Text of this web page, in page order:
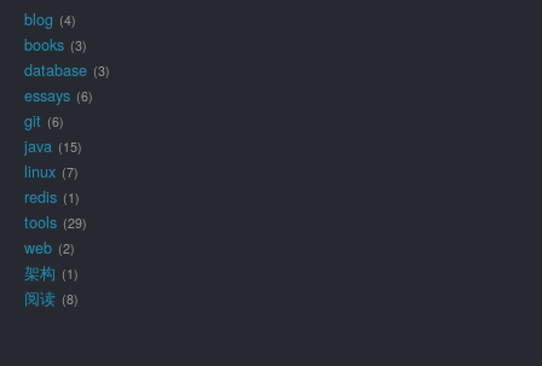
blog 4
books 3
database 3
essays 6
git 6
java 15
linux 7
redis 1
tools 29
web 2
架构 1
阅读 8